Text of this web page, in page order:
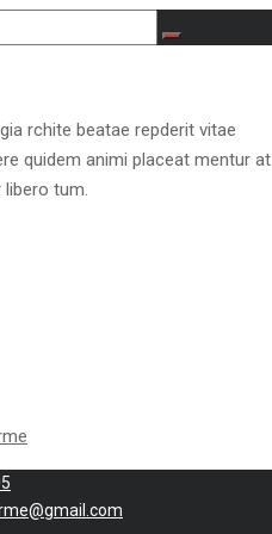
rchite beatae repderit vitae
quidem animi placeat mentur at
tum.